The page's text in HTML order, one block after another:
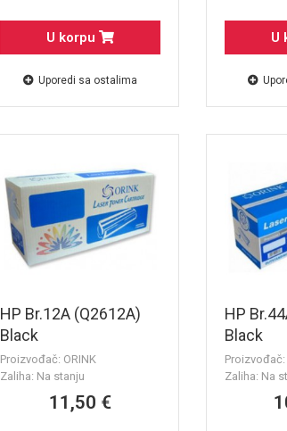
U korpu
Uporedi sa ostalima
U
HP Br.12A (Q2612A)
Black
Proizvođač: ORINK
Zaliha: Na stanju
11,50 €
HP
Black
Proizvođač:
Zaliha: Na